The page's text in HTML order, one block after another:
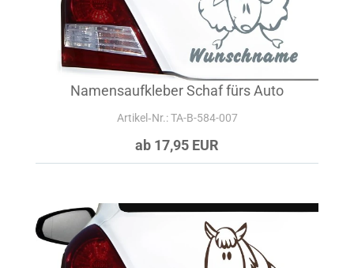
Namensaufkleber Schaf fürs Auto
Artikel‑Nr.: TA-B-584-007
ab 17,95 EUR